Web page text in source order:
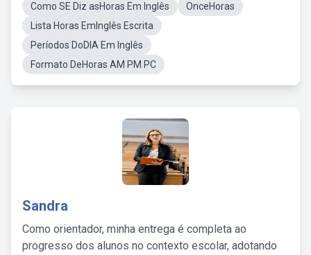
Como SE Diz asHoras Em Inglês
OnceHoras
Lista Horas EmInglês Escrita
Períodos DoDIA Em Inglês
Formato DeHoras AM PM PC
Sandra
Como orientador, minha entrega é completa ao
progresso dos alunos no contexto escolar, adotando